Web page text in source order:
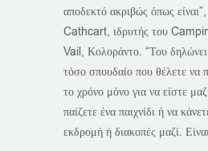
αποδεκτό ακριβώς όπως
Cathcart, ιδρυτής του
Vail, Κολοράντο. “Του δηλώνει
τόσο σπουδαίο που θέλετε να
το χρόνο μόνο για να είστε
παίζετε ένα παιχνίδι ή να
εκδρομή ή διακοπές μαζί.